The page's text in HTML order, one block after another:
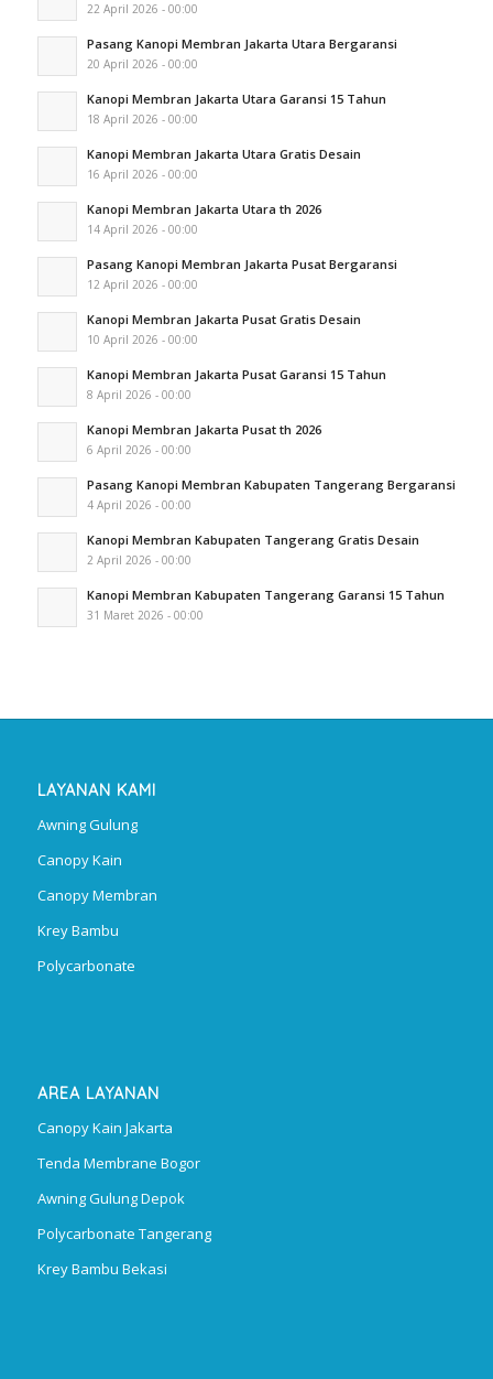
22 April 2026 - 00:00
Pasang Kanopi Membran Jakarta Utara Bergaransi
20 April 2026 - 00:00
Kanopi Membran Jakarta Utara Garansi 15 Tahun
18 April 2026 - 00:00
Kanopi Membran Jakarta Utara Gratis Desain
16 April 2026 - 00:00
Kanopi Membran Jakarta Utara th 2026
14 April 2026 - 00:00
Pasang Kanopi Membran Jakarta Pusat Bergaransi
12 April 2026 - 00:00
Kanopi Membran Jakarta Pusat Gratis Desain
10 April 2026 - 00:00
Kanopi Membran Jakarta Pusat Garansi 15 Tahun
8 April 2026 - 00:00
Kanopi Membran Jakarta Pusat th 2026
6 April 2026 - 00:00
Pasang Kanopi Membran Kabupaten Tangerang Bergaransi
4 April 2026 - 00:00
Kanopi Membran Kabupaten Tangerang Gratis Desain
2 April 2026 - 00:00
Kanopi Membran Kabupaten Tangerang Garansi 15 Tahun
31 Maret 2026 - 00:00
LAYANAN KAMI
Awning Gulung
Canopy Kain
Canopy Membran
Krey Bambu
Polycarbonate
AREA LAYANAN
Canopy Kain Jakarta
Tenda Membrane Bogor
Awning Gulung Depok
Polycarbonate Tangerang
Krey Bambu Bekasi